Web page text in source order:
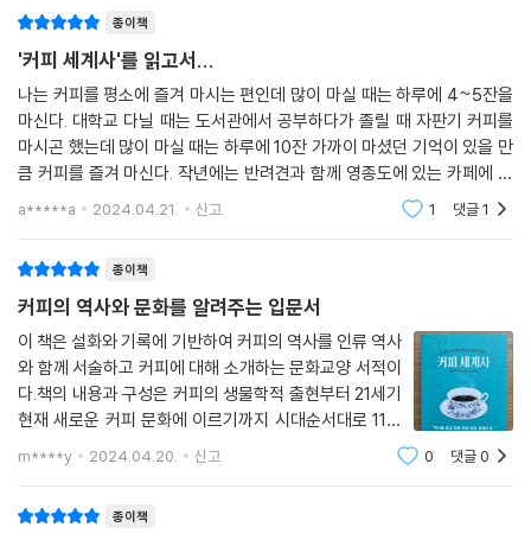
본보다 더 열광적인 카페와 레귤러커피 붐이 일기 시작했다. (…) 여기에
세계에서 가장 많이 큐그레이더(커피를 감별해 등급을 매기는 커피 감정
사)를 취득한 나라가 되는 등 스페셜티 커피 소비국으로 급성장했다.
--- p.236
역사는 과거에서 지금으로 흘러왔지만, 이 책은 일본 편부터 거꾸로 읽어
보시길 권합니다. 일본이 거쳐온 과거의 시점에 우리의 오늘이 있음을 새
보일지도 모릅니다.
--- p.250
종이책
'커피 세계사'를 읽고서...
나는 커피를 평소에 즐겨 마시는 편인데 많이 마실 때는 하루에 4~5잔을
마신다. 대학교 다닐 때는 도서관에서 공부하다가 졸릴 때 자판기 커피를
마시곤 했는데 많이 마실 때는 하루에 10잔 가까이 마셨던 기억이 있을 만
큼 커피를 즐겨 마신다. 작년에는 반려견과 함께 영종도에 있는 카페에 가
서 '게이샤' 커피를 한 잔에 25,000원 주고 사 마시기도 했다. 그러면서 그
a*****a 2024.04.21. 신고 1 댓글1
종이책
커피의 역사와 문화를 알려주는 입문서
이 책은 설화와 기록에 기반하여 커피의 역사를 인류 역사
와 함께 서술하고 커피에 대해 소개하는 문화교양 서적이
다.책의 내용과 구성은 커피의 생물학적 출현부터 21세기
현재 새로운 커피 문화에 이르기까지 시대순서대로 11개
단원에 걸쳐 커피의 전파와 발전에 대해 이야기한다: 예를
들면,-오늘날 우리가 즐기는 열매 중심의 커피는 실상 60
m****y 2024.04.20. 신고 0 댓글0
종이책